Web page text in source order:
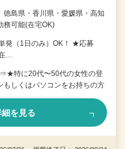
島県・香川県・愛媛県・高知
務可能(在宅OK)
発（1日のみ）OK！ ★応募
…
⇒★特に20代〜50代の女性の登
しくはパソコンをお持ちの方
細を見る